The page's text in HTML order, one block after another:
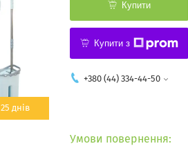
25 днів
Купити
Купити з
+380 (44) 334-44-50